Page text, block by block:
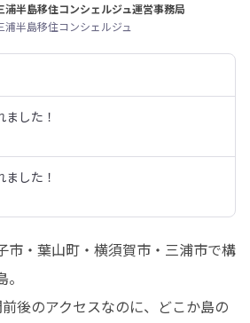
浦半島移住コンシェルジュ運営事務局
浦半島移住コンシェルジュ
ました！
ました！
市・葉山町・横須賀市・三浦市で構
後のアクセスなのに、どこか島の